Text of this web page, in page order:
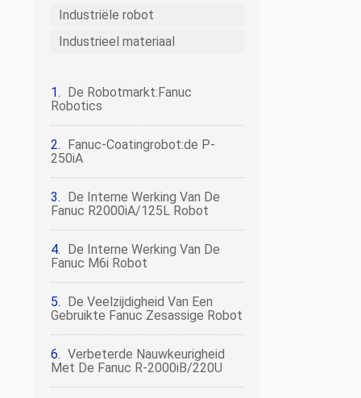
Industriële robot
Industrieel materiaal
De Robotmarkt:Fanuc
Robotics
Fanuc-Coatingrobot:de P-
250iA
De Interne Werking Van De
Fanuc R2000iA/125L Robot
De Interne Werking Van De
Fanuc M6i Robot
De Veelzijdigheid Van Een
Gebruikte Fanuc Zesassige Robot
Verbeterde Nauwkeurigheid
Met De Fanuc R-2000iB/220U